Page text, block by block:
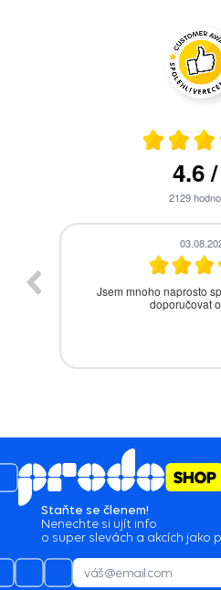
4.6/
2129
Bezproblémová
drobného
Staňte se členem!
Nenechte si ujít info
o super slevách a akcích jako